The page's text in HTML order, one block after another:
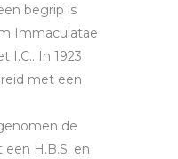
begrip is
Immaculatae
I.C.. In 1923
met een
de
H.B.S. en